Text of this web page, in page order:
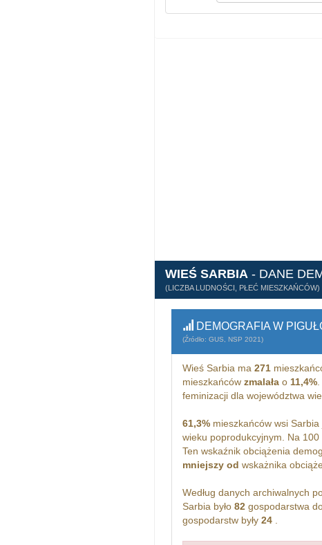
WIEŚ SARBIA - DANE
(LICZBA LUDNOŚCI, PŁEĆ MIESZKAŃCÓW)
DEMOGRAFIA W
(Źródło: GUS, NSP 2021)
Wieś Sarbia ma 271
mieszkańców zmalałao 11,4%.
feminizacji dla województwa
61,3%mieszkańców wsi Sarbia
wieku poprodukcyjnym. Na
Ten wskaźnik obciążenia
mniejszy od wskażnika
Według danych archiwalnych
Sarbia było 82gospodarstwa
gospodarstw były 24.